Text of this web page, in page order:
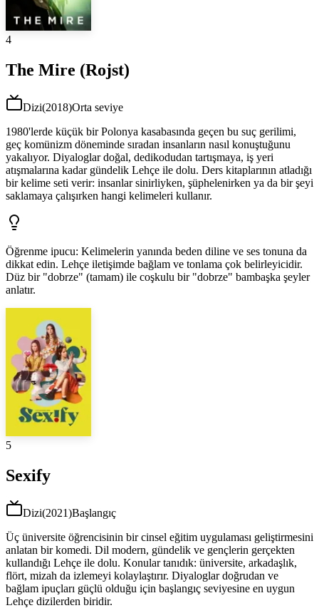
4
The Mire (Rojst)
Dizi(2018)Orta seviye
1980'lerde küçük bir Polonya kasabasında geçen bu suç gerilimi,
geç komünizm döneminde sıradan insanların nasıl konuştuğunu
yakalıyor. Diyaloglar doğal, dedikodudan tartışmaya, iş yeri
atışmalarına kadar gündelik Lehçe ile dolu. Ders kitaplarının atladığı
bir kelime seti verir: insanlar sinirliyken, şüphelenirken ya da bir şeyi
saklamaya çalışırken hangi kelimeleri kullanır.
Öğrenme ipucu: Kelimelerin yanında beden diline ve ses tonuna da
dikkat edin. Lehçe iletişimde bağlam ve tonlama çok belirleyicidir.
Düz bir "dobrze" (tamam) ile coşkulu bir "dobrze" bambaşka şeyler
anlatır.
5
Sexify
Dizi(2021)Başlangıç
Üç üniversite öğrencisinin bir cinsel eğitim uygulaması geliştirmesini
anlatan bir komedi. Dil modern, gündelik ve gençlerin gerçekten
kullandığı Lehçe ile dolu. Konular tanıdık: üniversite, arkadaşlık,
flört, mizah da izlemeyi kolaylaştırır. Diyaloglar doğrudan ve
bağlam ipuçları güçlü olduğu için başlangıç seviyesine en uygun
Lehçe dizilerden biridir.